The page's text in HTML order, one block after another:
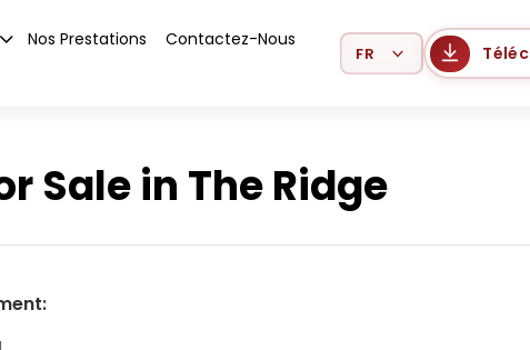
Nos Prestations Contactez-Nous Select Language
Sale in The Ridge